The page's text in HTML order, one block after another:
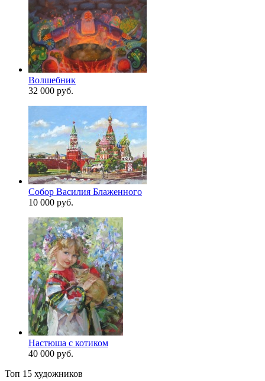
Волшебник
32 000 руб.
Собор Василия Блаженного
10 000 руб.
Настюша с котиком
40 000 руб.
Топ 15 художников